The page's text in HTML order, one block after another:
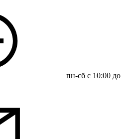
пн-сб с 10:00 до